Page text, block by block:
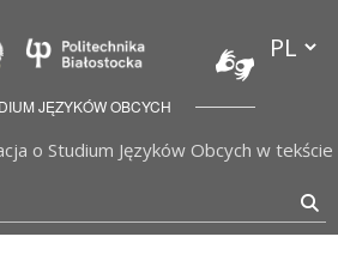
Politechnika
JĘZYKÓW OBCYCH
o Studium Języków Obcych w